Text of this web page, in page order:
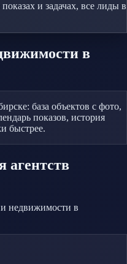
и задачах, все лиды в
в
база объектов с фото,
показов, история
быстрее.
агентств
недвижимости в